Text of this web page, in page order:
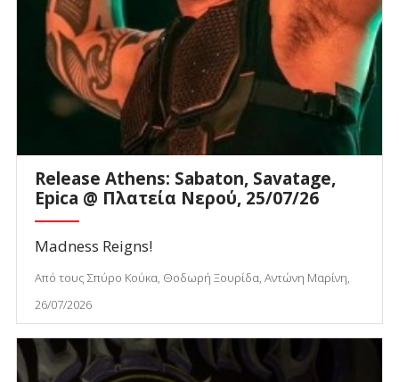
Release Athens: Sabaton, Savatage,
Epica @ Πλατεία Νερού, 25/07/26
Madness Reigns!
Από τους Σπύρο Κούκα, Θοδωρή Ξουρίδα, Αντώνη Μαρίνη,
26/07/2026